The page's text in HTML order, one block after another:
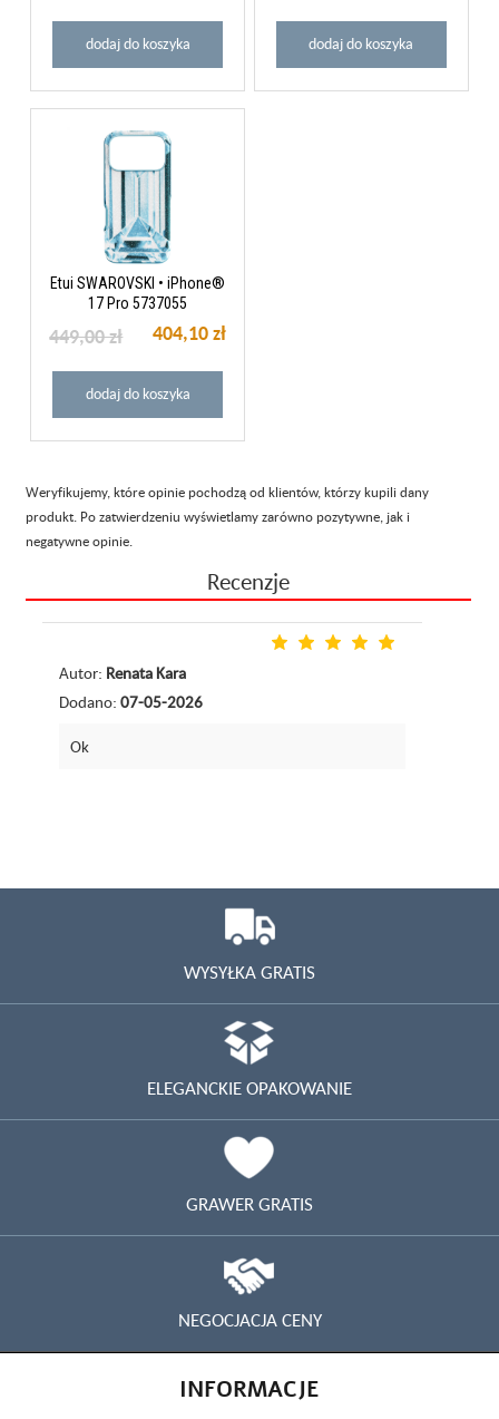
dodaj do koszyka dodaj do koszyka
Etui SWAROVSKI • iPhone®
17 Pro 5737055
404,10 zł
449,00 zł
dodaj do koszyka
Weryfikujemy, które opinie pochodzą od klientów, którzy kupili dany
produkt. Po zatwierdzeniu wyświetlamy zarówno pozytywne, jak i
negatywne opinie.
Recenzje
Autor: Renata Kara
Dodano:07-05-2026
Ok
WYSYŁKA GRATIS
ELEGANCKIE OPAKOWANIE
GRAWER GRATIS
NEGOCJACJA CENY
INFORMACJE